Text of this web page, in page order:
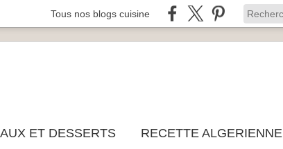
Tous nos blogs cuisine
ET DESSERTS RECETTE ALGERIENNE